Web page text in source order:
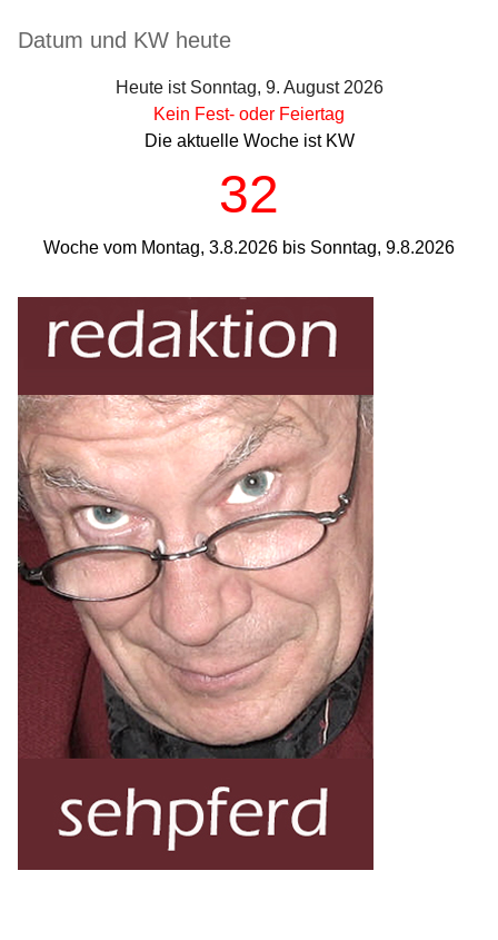
Seitenleiste
Datum und KW heute
Heute ist Sonntag, 9. August 2026
Kein Fest- oder Feiertag
Die aktuelle Woche ist KW
32
Woche vom Montag, 3.8.2026 bis Sonntag, 9.8.2026